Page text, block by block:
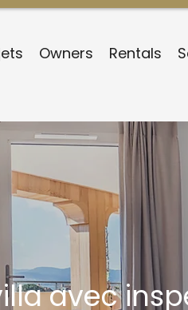
Owners Rentals
avec